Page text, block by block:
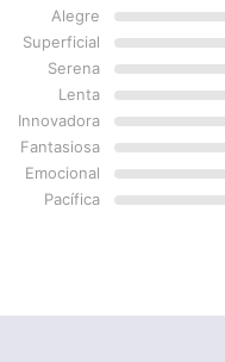
Alegre
Superficial
Serena
Lenta
Innovadora
Fantasiosa
Emocional
Pacífica